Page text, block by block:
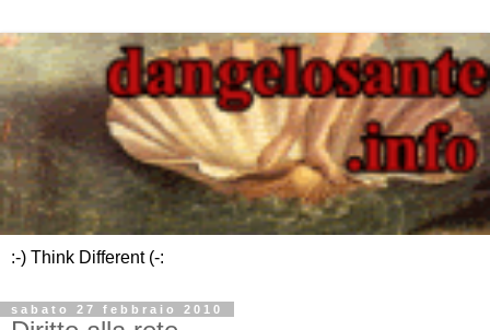
:-) Think Different (-:
sabato 27 febbraio 2010